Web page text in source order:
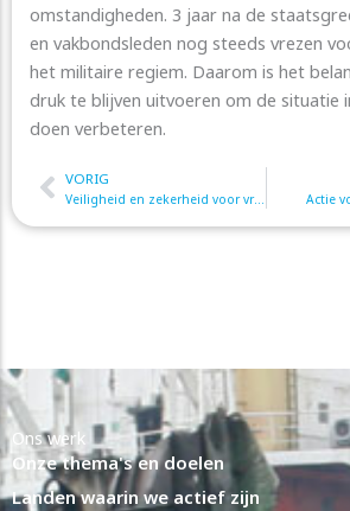
omstandigheden. 3 jaar na de
en vakbondsleden nog steeds vrezen
het militaire regiem. Daarom is het
druk te blijven uitvoeren om de situatie
doen verbeteren.
Prev
VORIG
Veiligheid en zekerheid voor vrouwen in kledingproductie ver te zoeken Actie
Ons werk
Onze thema's en doelen
Landen waarin we actief zijn